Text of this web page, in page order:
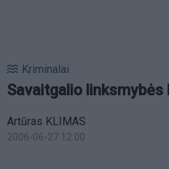
Kriminalai
Savaitgalio linksmybės
Artūras KLIMAS
2006-06-27 12:00